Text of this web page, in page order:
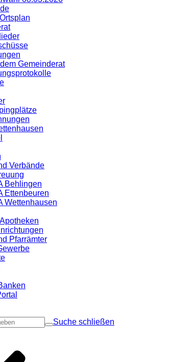
Gemeinderat
Verbände
Behlingen
Ettenbeuren
Wettenhausen
Pfarrämter
Suche schließen